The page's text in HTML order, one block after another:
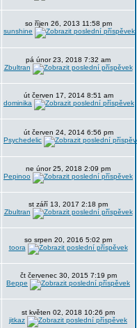
so říjen 26, 2013 11:58 pm
sunshine
pá únor 23, 2018 7:32 am
Zbultran
út červen 17, 2014 8:51 am
dominika
út červen 24, 2014 6:56 pm
Psychedelic
ne únor 25, 2018 2:09 pm
Pepinoo
st září 13, 2017 2:18 pm
Zbultran
so srpen 20, 2016 5:02 pm
toora
čt červenec 30, 2015 7:19 pm
Beppe
st květen 02, 2018 10:26 pm
jitkaz